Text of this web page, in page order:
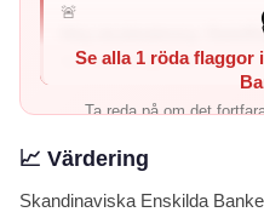
🚨
Hög skuldsättning: Debt/
har väsentligt mer skul...
Se alla 1 röda flaggor
Ta reda på om det
📈 Värdering
Skandinaviska Enskilda